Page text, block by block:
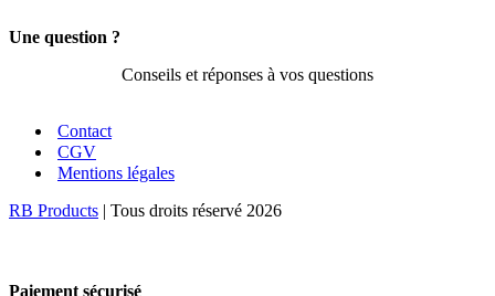
Une question ?
Conseils et réponses à vos questions
Contact
CGV
Mentions légales
RB Products | Tous droits réservé 2026
Paiement sécurisé